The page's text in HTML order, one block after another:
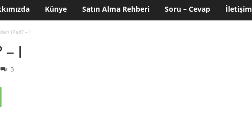
Künye Satın Alma Rehberi Soru – Cevap İletişim
iPad? – I
I
3